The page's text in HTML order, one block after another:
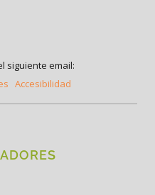
siguiente email:
Accesibilidad